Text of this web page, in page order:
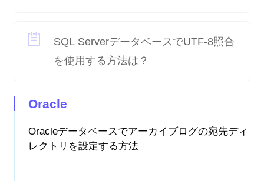
Oracle
Oracleデータベースでアーカイブログの宛先ディ
レクトリを設定する方法
SQL ServerデータベースでUTF-8照合
を使用する方法は？